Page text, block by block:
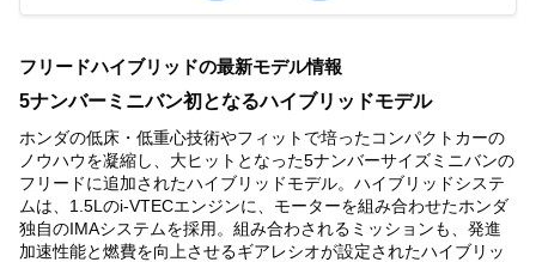
of
フリードハイブリッドの最新モデル情報
5ナンバーミニバン初となるハイブリッドモデル
ホンダの低床・低重心技術やフィットで培ったコンパクトカーの
ノウハウを凝縮し、大ヒットとなった5ナンバーサイズミニバンの
フリードに追加されたハイブリッドモデル。ハイブリッドシステ
ムは、1.5Lのi-VTECエンジンに、モーターを組み合わせたホンダ
独自のIMAシステムを採用。組み合わされるミッションも、発進
加速性能と燃費を向上させるギアレシオが設定されたハイブリッ